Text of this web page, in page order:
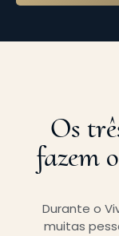
Os
fazem
Durante o
muitas